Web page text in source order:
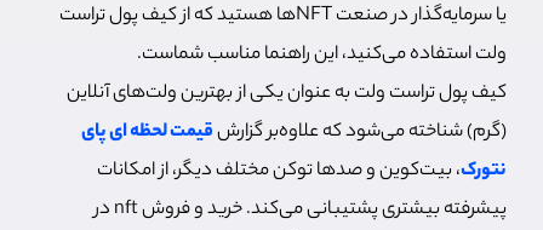
یا سرمایه‌گذار در صنعت NFTها هستید که از کیف پول تراست
ولت استفاده می‌کنید، این راهنما مناسب شماست.
کیف پول تراست ولت به عنوان یکی از بهترین ولت‌های آنلاین
(گرم) شناخته می‌شود که علاوه‌بر گزارشقیمت لحظه ای پای
نتورک، بیت‌کوین و صدها توکن مختلف دیگر، از امکانات
پیشرفته بیشتری پشتیبانی می‌کند. خرید و فروش nft در